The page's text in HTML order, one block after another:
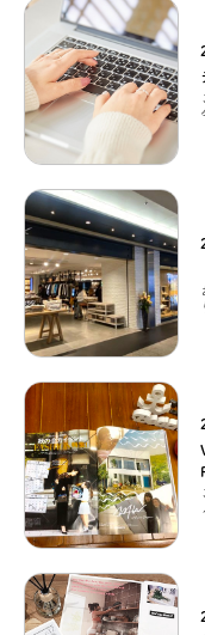
プライバシーポリシー
モデルハウ
お問い合わせ
会員登録
資料請求
オンライン無
お電話
船橋スタジオ